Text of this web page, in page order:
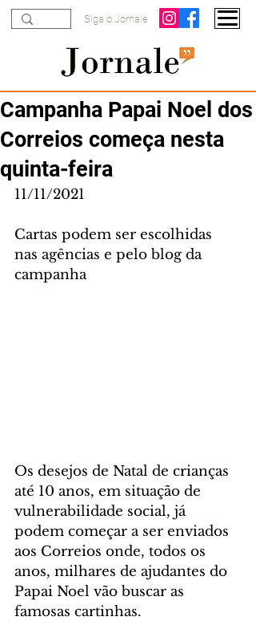
Siga o Jornale
Campanha Papai Noel dos
Correios começa nesta
quinta-feira
11/11/2021
Cartas podem ser escolhidas
nas agências e pelo blog da
campanha
Os desejos de Natal de crianças
até 10 anos, em situação de
vulnerabilidade social, já
podem começar a ser enviados
aos Correios onde, todos os
anos, milhares de ajudantes do
Papai Noel vão buscar as
famosas cartinhas.